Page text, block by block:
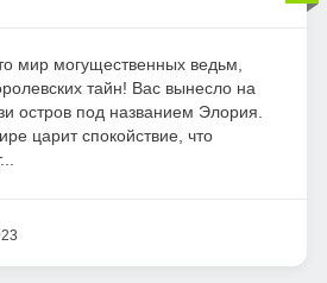
мир могущественных ведьм,
тайн! Вас вынесло на
остров под названием Элория.
царит спокойствие, что